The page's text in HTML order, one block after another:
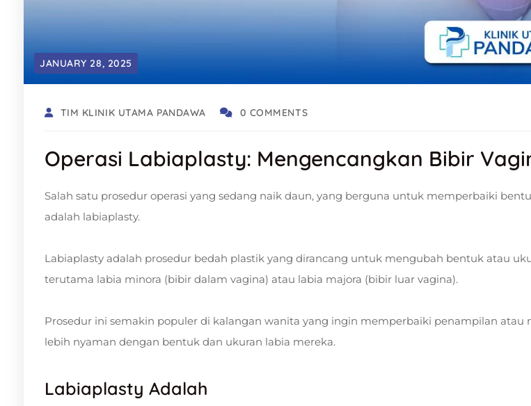
JANUARY 28, 2025
TIM KLINIK UTAMA PANDAWA 0 COMMENTS
Operasi Labiaplasty: Mengencangkan Bibir
Salah satu prosedur operasi yang sedang naik daun, yang berguna untuk memperbaiki
adalah labiaplasty.
Labiaplasty adalah prosedur bedah plastik yang dirancang untuk mengubah bentuk atau
terutama labia minora (bibir dalam vagina) atau labia majora (bibir luar vagina).
Prosedur ini semakin populer di kalangan wanita yang ingin memperbaiki penampilan atau
lebih nyaman dengan bentuk dan ukuran labia mereka.
Labiaplasty Adalah